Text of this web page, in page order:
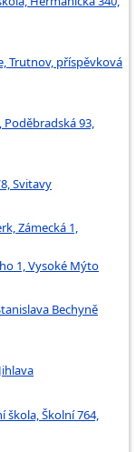
Trutnov, příspěvková
93,
Svitavy
Zámecká 1,
1, Vysoké Mýto
Bechyně
škola, Školní 764,